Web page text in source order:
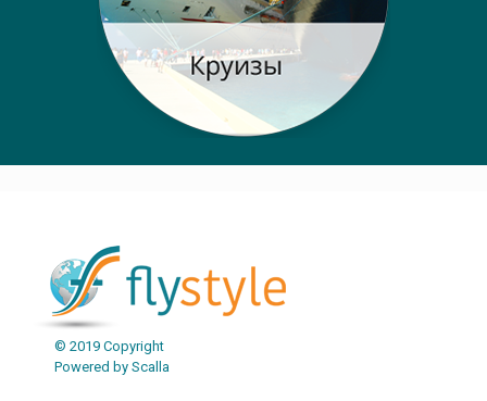
© 2019 Copyright
Powered by Scalla